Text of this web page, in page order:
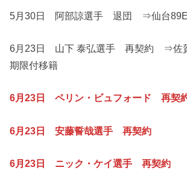
5月30日 阿部諒選手 退団 ⇒仙台
6月23日 山下 泰弘選手 再契約 ⇒佐
期限付移籍
6月23日 ペリン・ビュフォード 再契
6月23日 安藤誓哉選手 再契約
6月23日 ニック・ケイ選手 再契約